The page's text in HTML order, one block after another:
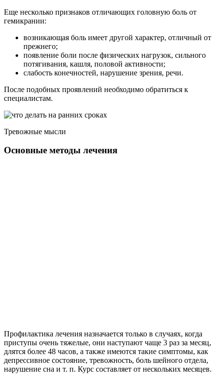
Еще несколько признаков отличающих головную боль от
гемикрании:
возникающая боль имеет другой характер, отличный от
прежнего;
появление боли после физических нагрузок, сильного
потягивания, кашля, половой активности;
слабость конечностей, нарушение зрения, речи.
После подобных проявлений необходимо обратиться к
специалистам.
Тревожные мысли
Основные методы лечения
Профилактика лечения назначается только в случаях, когда
приступы очень тяжелые, они наступают чаще 3 раз за месяц,
длятся более 48 часов, а также имеются такие симптомы, как
депрессивное состояние, тревожность, боль шейного отдела,
нарушение сна и т. п. Курс составляет от нескольких месяцев.